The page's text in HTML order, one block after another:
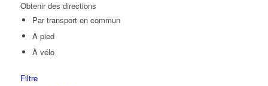
Obtenir des directions
Par transport en commun
A pied
À vélo
Filtre